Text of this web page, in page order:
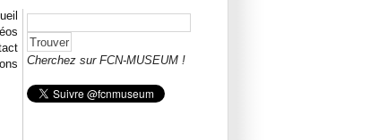
Cherchez sur FCN-MUSEUM !